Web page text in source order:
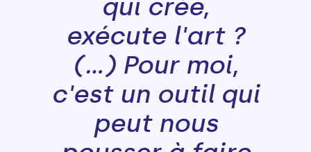
qui crée,
exécute l'art ?
(...) Pour moi,
c'est un outil qui
peut nous